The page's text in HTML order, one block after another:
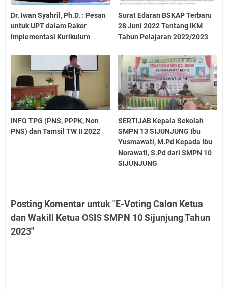
Dr. Iwan Syahril, Ph.D. : Pesan
untuk UPT dalam Rakor
Implementasi Kurikulum
Surat Edaran BSKAP Terbaru
28 Juni 2022 Tentang IKM
Tahun Pelajaran 2022/2023
INFO TPG (PNS, PPPK, Non
PNS) dan Tamsil TW II 2022
SERTIJAB Kepala Sekolah
SMPN 13 SIJUNJUNG Ibu
Yusmawati, M.Pd Kepada Ibu
Norawati, S.Pd dari SMPN 10
SIJUNJUNG
Posting Komentar untuk "E-Voting Calon Ketua
dan Wakill Ketua OSIS SMPN 10 Sijunjung Tahun
2023"